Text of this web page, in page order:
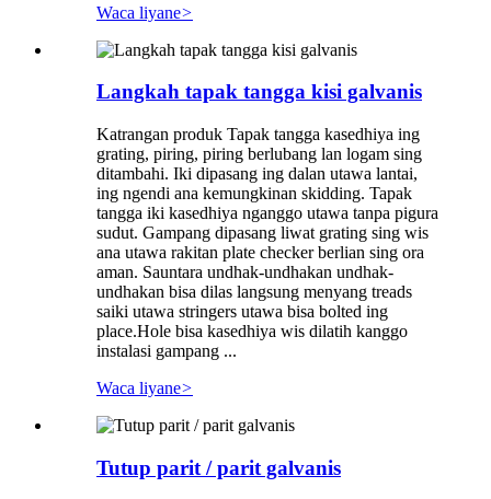
Waca liyane>
Langkah tapak tangga kisi galvanis
Katrangan produk Tapak tangga kasedhiya ing
grating, piring, piring berlubang lan logam sing
ditambahi. Iki dipasang ing dalan utawa lantai,
ing ngendi ana kemungkinan skidding. Tapak
tangga iki kasedhiya nganggo utawa tanpa pigura
sudut. Gampang dipasang liwat grating sing wis
ana utawa rakitan plate checker berlian sing ora
aman. Sauntara undhak-undhakan undhak-
undhakan bisa dilas langsung menyang treads
saiki utawa stringers utawa bisa bolted ing
place.Hole bisa kasedhiya wis dilatih kanggo
instalasi gampang ...
Waca liyane>
Tutup parit / parit galvanis